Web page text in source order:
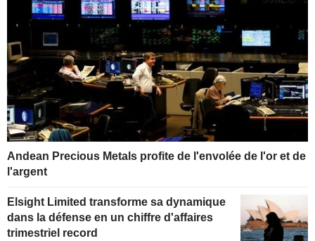
Andean Precious Metals profite de l'envolée de l'or et de
l'argent
Elsight Limited transforme sa dynamique
dans la défense en un chiffre d'affaires
trimestriel record